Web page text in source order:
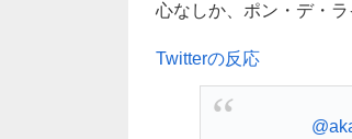
心なしか、ポン・デ・
Twitterの反応